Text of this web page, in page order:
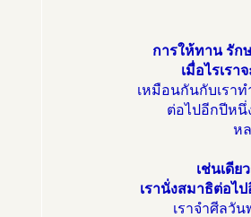
การให้ทาน รัก
เมื่อไรเร
เหมือนกันกับเราท
ต่อไปอีกปีหนึ่
ห
เช่นเดีย
เรานั่งสมาธิต่อไ
เราจำศีลวั